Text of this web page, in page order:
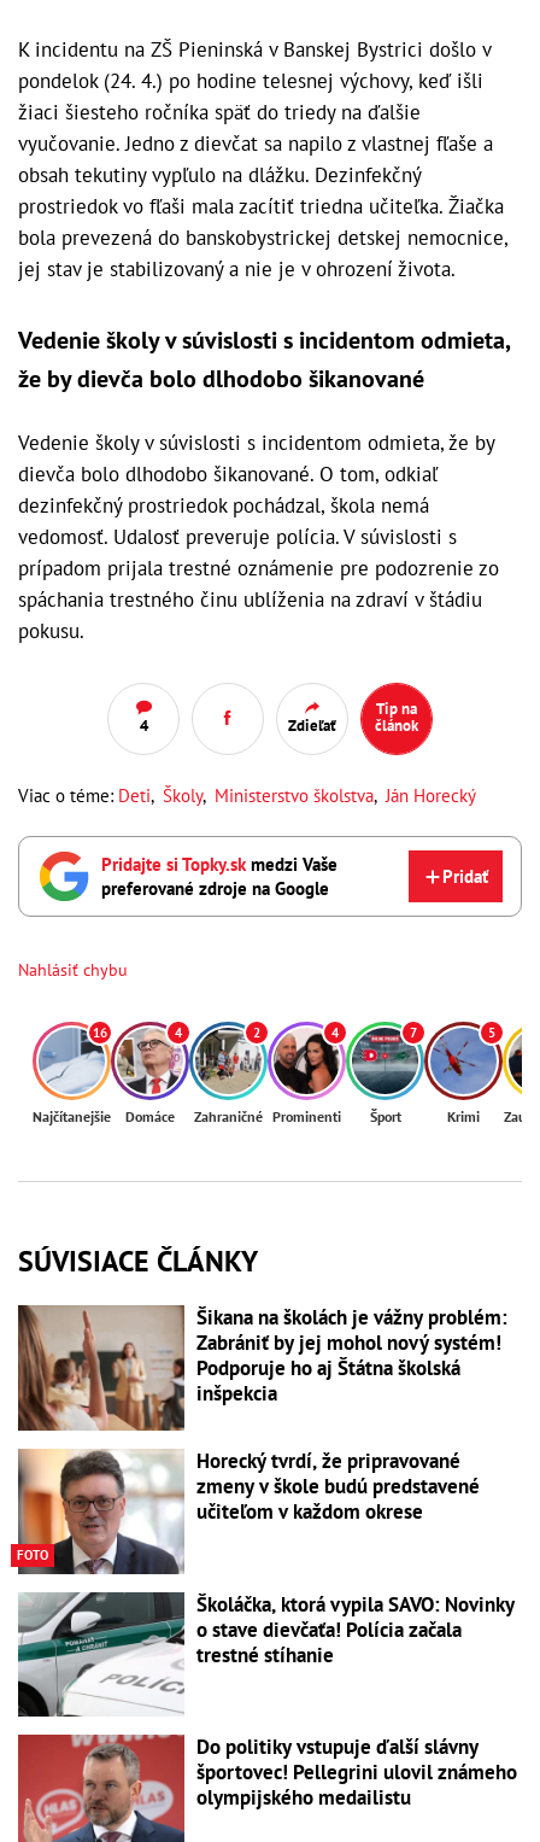
K incidentu na ZŠ Pieninská v Banskej Bystrici došlo v
pondelok (24. 4.) po hodine telesnej výchovy, keď išli
žiaci šiesteho ročníka späť do triedy na ďalšie
vyučovanie. Jedno z dievčat sa napilo z vlastnej fľaše a
obsah tekutiny vypľulo na dlážku. Dezinfekčný
prostriedok vo fľaši mala zacítiť triedna učiteľka. Žiačka
bola prevezená do banskobystrickej detskej nemocnice,
jej stav je stabilizovaný a nie je v ohrození života.
Vedenie školy v súvislosti s incidentom odmieta,
že by dievča bolo dlhodobo šikanované
Vedenie školy v súvislosti s incidentom odmieta, že by
dievča bolo dlhodobo šikanované. O tom, odkiaľ
dezinfekčný prostriedok pochádzal, škola nemá
vedomosť. Udalosť preveruje polícia. V súvislosti s
prípadom prijala trestné oznámenie pre podozrenie zo
spáchania trestného činu ublíženia na zdraví v štádiu
pokusu.
4 Zdieľať
Tip na
článok
Viac o téme: Deti, Školy, Ministerstvo školstva,Ján Horecký
Pridajte si Topky.skmedzi Vaše
preferované zdroje na Google
Pridať
Nahlásiť chybu
16
Najčítanejšie
4
Domáce
2
Zahraničné
4
Prominenti
7
Šport
5
Krimi
SÚVISIACE ČLÁNKY
Šikana na školách je vážny problém:
Zabrániť by jej mohol nový systém!
Podporuje ho aj Štátna školská
inšpekcia
FOTO
Horecký tvrdí, že pripravované
zmeny v škole budú predstavené
učiteľom v každom okrese
Školáčka, ktorá vypila SAVO: Novinky
o stave dievčaťa! Polícia začala
trestné stíhanie
Do politiky vstupuje ďalší slávny
športovec! Pellegrini ulovil známeho
olympijského medailistu